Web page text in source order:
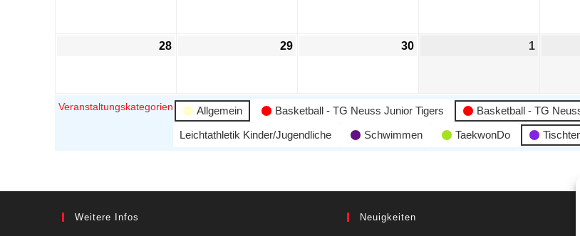
28 29 30 1
Veranstaltungskategorien Allgemein Basketball - TG Neuss Junior Tigers Basketball - TG
Leichtathletik Kinder/Jugendliche
Schwimmen TaekwonDo
Weitere Infos Neuigkeiten